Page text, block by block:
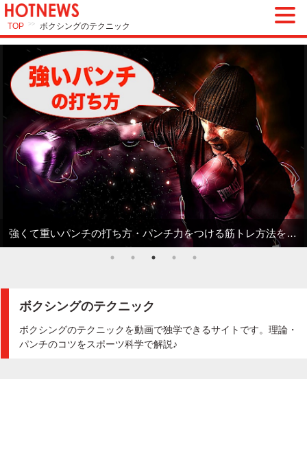
TOP >> ボクシングのテクニック
強くて重いパンチの打ち方・パンチ力をつける筋トレ方法を動画で解説
ボクシングのテクニック
ボクシングのテクニックを動画で独学できるサイトです。理論・
パンチのコツをスポーツ科学で解説♪